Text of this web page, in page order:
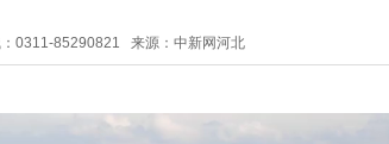
0311-85290821 来源：中新网河北